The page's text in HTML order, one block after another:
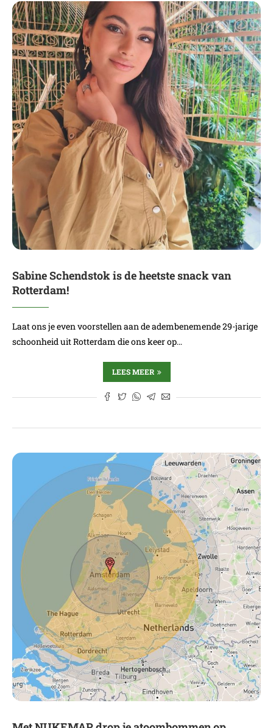
Sabine Schendstok is de heetste snack van
Rotterdam!
Laat ons je even voorstellen aan de adembenemende 29-jarige
schoonheid uit Rotterdam die ons keer op…
LEES MEER